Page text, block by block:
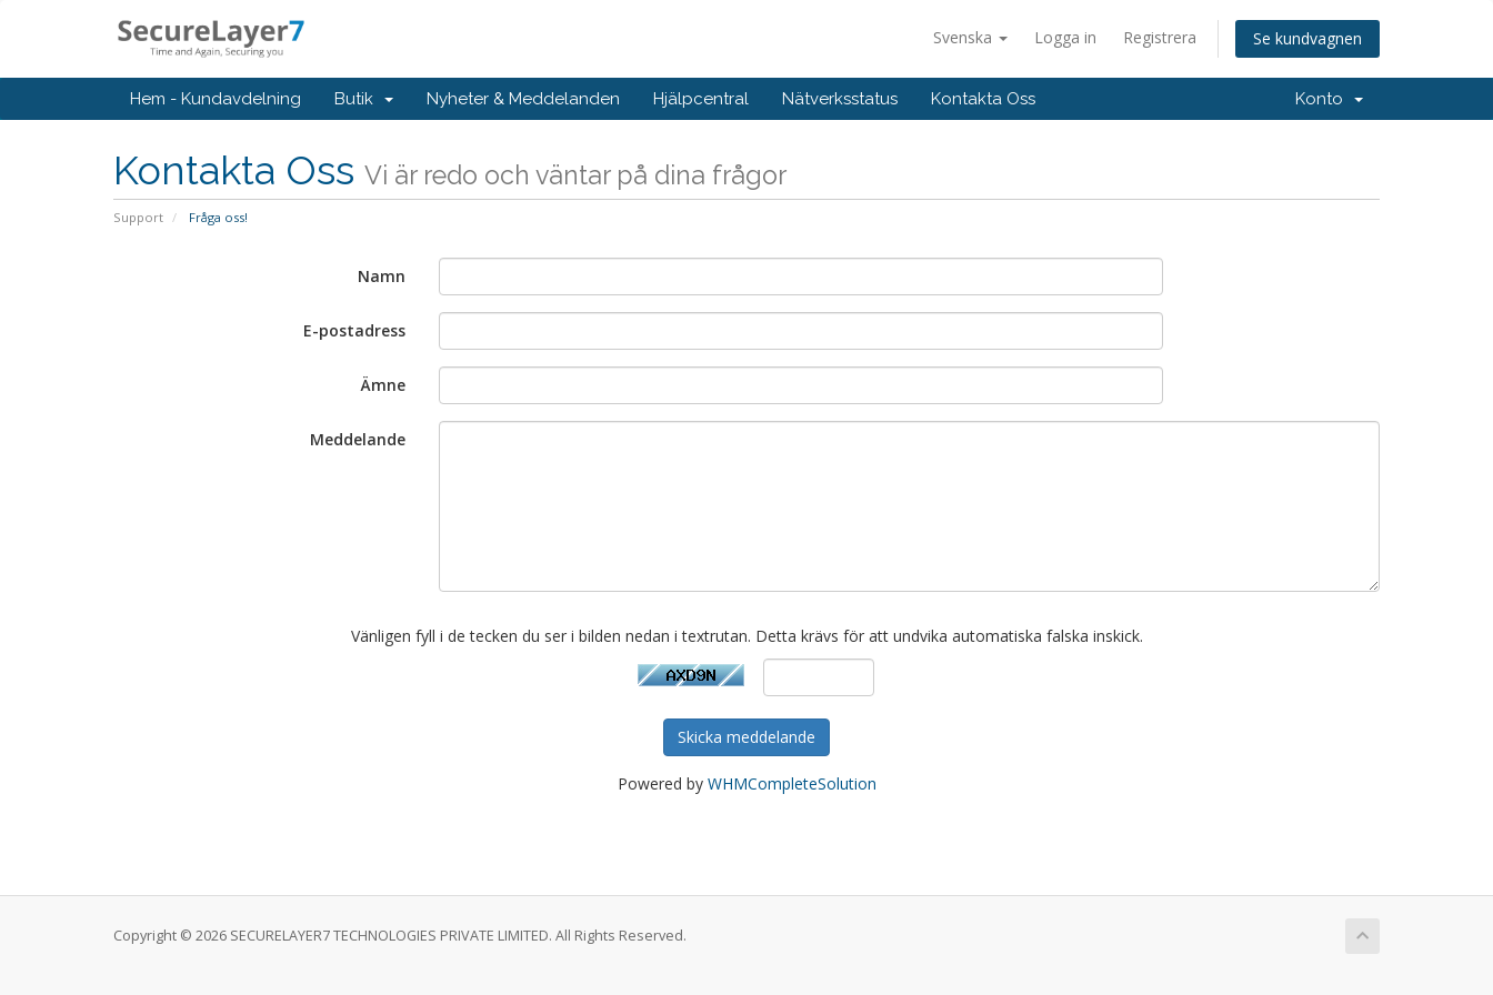
Svenska Logga in Registrera Se kundvagnen
Hem - Kundavdelning Butik Nyheter & Meddelanden Hjälpcentral Nätverksstatus Kontakta Oss Konto
Kontakta Oss Vi är redo och väntar på dina frågor
Support Fråga oss!
Namn
E-postadress
Ämne
Meddelande
Vänligen fyll i de tecken du ser i bilden nedan i textrutan. Detta krävs för att undvika automatiska falska inskick.
Skicka meddelande
Powered by WHMCompleteSolution
Copyright © 2026 SECURELAYER7 TECHNOLOGIES PRIVATE LIMITED. All Rights Reserved.